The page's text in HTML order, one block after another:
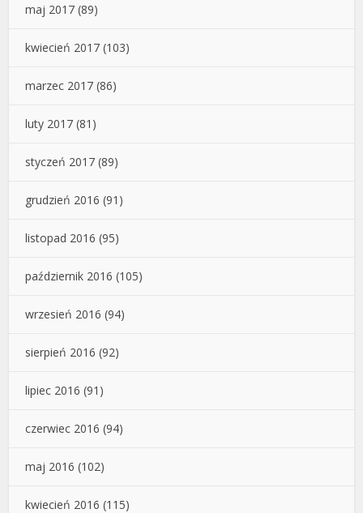
maj 2017 (89)
kwiecień 2017 (103)
marzec 2017 (86)
luty 2017 (81)
styczeń 2017 (89)
grudzień 2016 (91)
listopad 2016 (95)
październik 2016 (105)
wrzesień 2016 (94)
sierpień 2016 (92)
lipiec 2016 (91)
czerwiec 2016 (94)
maj 2016 (102)
kwiecień 2016 (115)